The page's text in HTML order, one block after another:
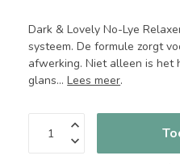
Dark & Lovely No-Lye
systeem. De formule zorgt
afwerking. Niet alleen is het
glans...Lees meer.